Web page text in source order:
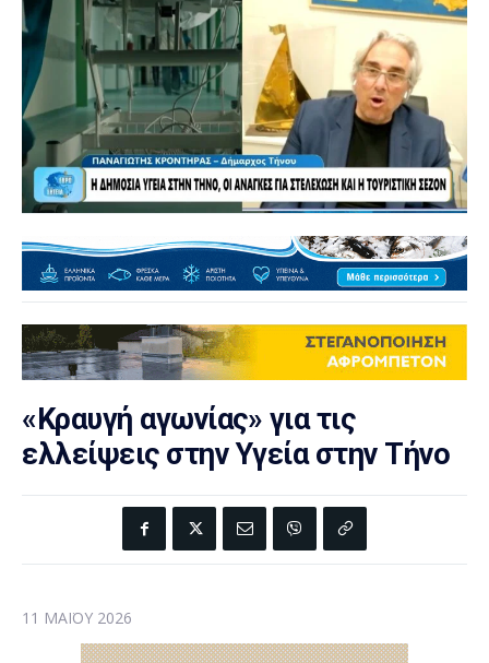
«Κραυγή αγωνίας» για τις
ελλείψεις στην Υγεία στην Τήνο
11 ΜΑΪ́ΟΥ 2026